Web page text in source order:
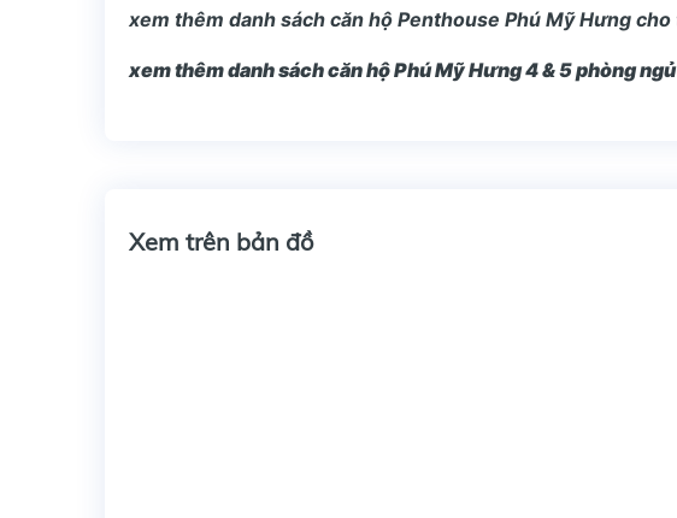
xem thêm danh sách căn hộ Penthouse Phú Mỹ Hưng cho
xem thêm danh sách căn hộ Phú Mỹ Hưng 4 & 5 phòng
Xem trên bản đồ